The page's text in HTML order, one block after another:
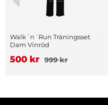
Walk´n´Run Träningsset
Dam Vinröd
500 kr 999 kr